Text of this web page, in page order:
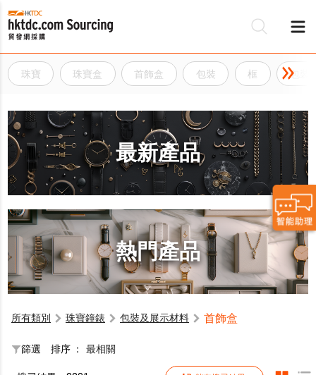
珠寶 珠寶盒 首飾盒 包裝 框 包裝
最新產品
熱門產品
所有類別 珠寶鐘錶 包裝及展示材料 首飾盒
篩選 排序 ： 最相關